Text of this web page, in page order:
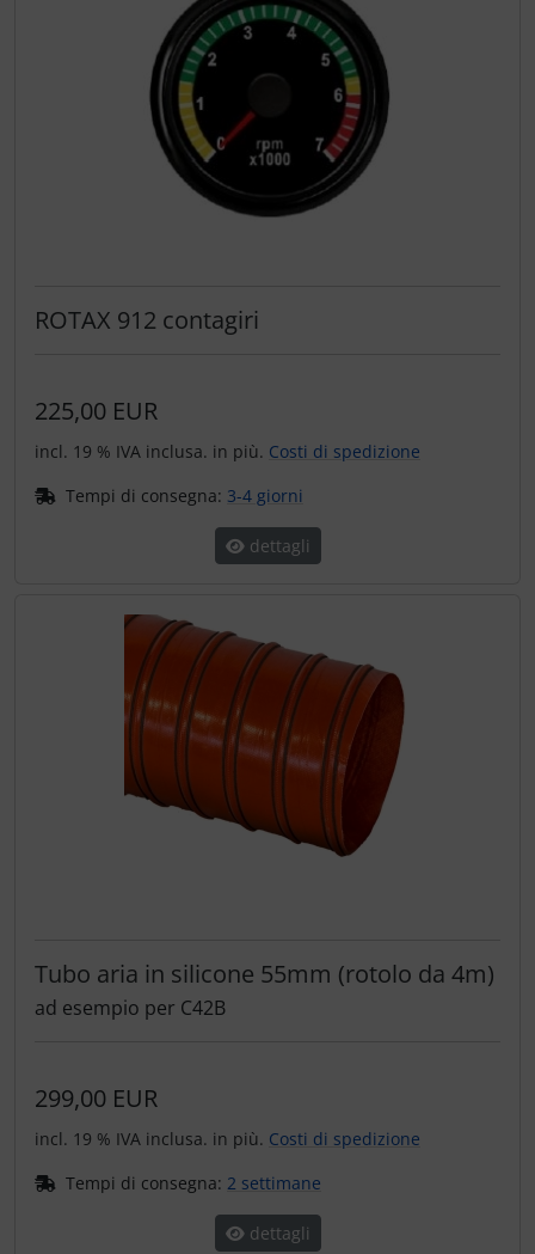
ROTAX 912 contagiri
225,00 EUR
incl. 19 % IVA inclusa. in più. Costi di spedizione
Tempi di consegna: 3-4 giorni
dettagli
Tubo aria in silicone 55mm (rotolo da 4m)
ad esempio per C42B
299,00 EUR
incl. 19 % IVA inclusa. in più. Costi di spedizione
Tempi di consegna: 2 settimane
dettagli